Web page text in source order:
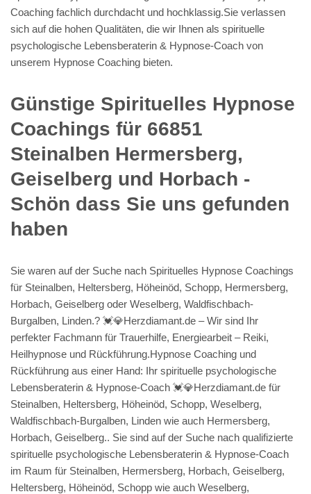
Coaching fachlich durchdacht und hochklassig.Sie verlassen
sich auf die hohen Qualitäten, die wir Ihnen als spirituelle
psychologische Lebensberaterin & Hypnose-Coach von
unserem Hypnose Coaching bieten.
Günstige Spirituelles Hypnose
Coachings für 66851
Steinalben Hermersberg,
Geiselberg und Horbach -
Schön dass Sie uns gefunden
haben
Sie waren auf der Suche nach Spirituelles Hypnose Coachings
für Steinalben, Heltersberg, Höheinöd, Schopp, Hermersberg,
Horbach, Geiselberg oder Weselberg, Waldfischbach-
Burgalben, Linden.? 💓️💎Herzdiamant.de – Wir sind Ihr
perfekter Fachmann für Trauerhilfe, Energiearbeit – Reiki,
Heilhypnose und Rückführung.Hypnose Coaching und
Rückführung aus einer Hand: Ihr spirituelle psychologische
Lebensberaterin & Hypnose-Coach 💓️💎Herzdiamant.de für
Steinalben, Heltersberg, Höheinöd, Schopp, Weselberg,
Waldfischbach-Burgalben, Linden wie auch Hermersberg,
Horbach, Geiselberg.. Sie sind auf der Suche nach qualifizierte
spirituelle psychologische Lebensberaterin & Hypnose-Coach
im Raum für Steinalben, Hermersberg, Horbach, Geiselberg,
Heltersberg, Höheinöd, Schopp wie auch Weselberg,